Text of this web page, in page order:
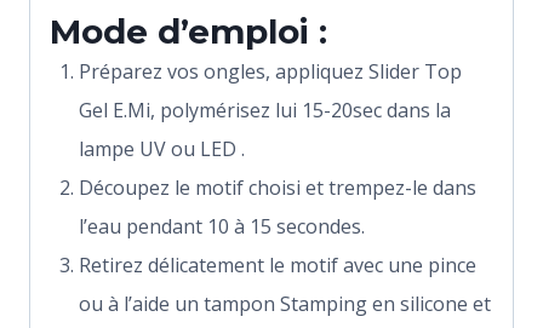
Mode d’emploi :
Préparez vos ongles, appliquez Slider Top
Gel E.Mi, polymérisez lui 15-20sec dans la
lampe UV ou LED .
Découpez le motif choisi et trempez-le dans
l’eau pendant 10 à 15 secondes.
Retirez délicatement le motif avec une pince
ou à l’aide un tampon Stamping en silicone et